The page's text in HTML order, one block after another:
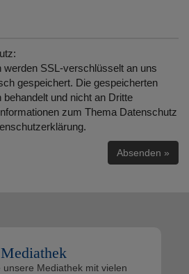
werden SSL-verschlüsselt an uns
gespeichert. Die gespeicherten
und nicht an Dritte
zum Thema Datenschutz
Mediathek
unsere Mediathek mit vielen